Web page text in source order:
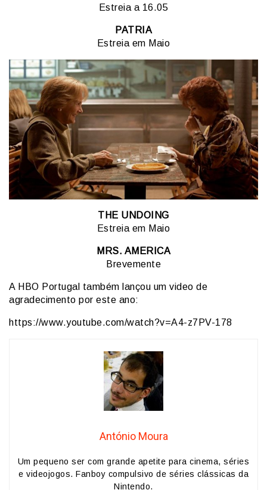
Estreia a 16.05
PATRIA
Estreia em Maio
THE UNDOING
Estreia em Maio
MRS. AMERICA
Brevemente
A HBO Portugal também lançou um video de
agradecimento por este ano:
https://www.youtube.com/watch?v=A4-z7PV-178
António Moura
Um pequeno ser com grande apetite para cinema, séries
e videojogos. Fanboy compulsivo de séries clássicas da
Nintendo.